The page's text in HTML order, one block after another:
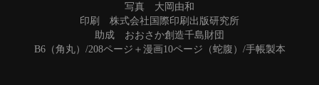
写真 大岡由和
印刷 株式会社国際印刷出版研究所
助成 おおさか創造千島財団
B6（角丸）/208ページ＋漫画10ページ（蛇腹）/手帳製本